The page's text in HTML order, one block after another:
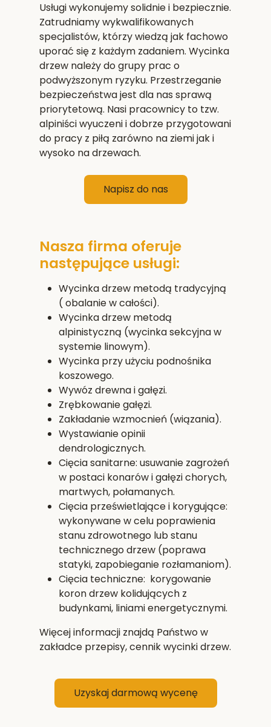
Usługi wykonujemy solidnie i bezpiecznie.
Zatrudniamy wykwalifikowanych
specjalistów, którzy wiedzą jak fachowo
uporać się z każdym zadaniem. Wycinka
drzew należy do grupy prac o
podwyższonym ryzyku. Przestrzeganie
bezpieczeństwa jest dla nas sprawą
priorytetową. Nasi pracownicy to tzw.
alpiniści wyuczeni i dobrze przygotowani
do pracy z piłą zarówno na ziemi jak i
wysoko na drzewach.
Napisz do nas
Nasza firma oferuje
następujące usługi:
Wycinka drzew metodą tradycyjną
( obalanie w całości).
Wycinka drzew metodą
alpinistyczną (wycinka sekcyjna w
systemie linowym).
Wycinka przy użyciu podnośnika
koszowego.
Wywóz drewna i gałęzi.
Zrębkowanie gałęzi.
Zakładanie wzmocnień (wiązania).
Wystawianie opinii
dendrologicznych.
Cięcia sanitarne: usuwanie zagrożeń
w postaci konarów i gałęzi chorych,
martwych, połamanych.
Cięcia prześwietlające i korygujące:
wykonywane w celu poprawienia
stanu zdrowotnego lub stanu
technicznego drzew (poprawa
statyki, zapobieganie rozłamaniom).
Cięcia techniczne: korygowanie
koron drzew kolidujących z
budynkami, liniami energetycznymi.
Więcej informacji znajdą Państwo w
zakładce przepisy, cennik wycinki drzew.
Uzyskaj darmową wycenę